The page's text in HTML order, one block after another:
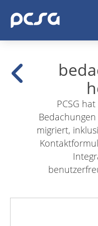
PCSG
migriert,